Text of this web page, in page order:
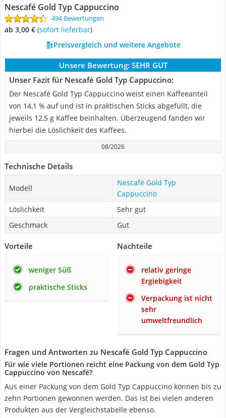
Nescafé Gold Typ Cappuccino
494 Bewertungen
ab 3,00 € ( Sofort lieferbar)
Preisvergleich und weitere Angebote
Unsere Bewertung: SEHR GUT
Unser Fazit für Nescafé Gold Typ Cappuccino:
Der Nescafé Gold Typ Cappuccino weist einen Kaffeeanteil
von 14,1 % auf und ist in praktischen Sticks abgefüllt, die
jeweils 12,5 g Kaffee beinhalten. Überzeugend fanden wir
hierbei die Löslichkeit des Kaffees.
08/2026
Technische Details
Modell
Nescafé Gold Typ
Cappuccino
Löslichkeit
Sehr gut
Geschmack
Gut
Vorteile
weniger Süß
praktische Sticks
Nachteile
relativ geringe
Ergiebigkeit
Verpackung ist nicht
sehr
umweltfreundlich
Fragen und Antworten zu Nescafé Gold Typ Cappuccino
Für wie viele Portionen reicht eine Packung von dem Gold Typ
Cappuccino von Nescafé?
Aus einer Packung von dem Gold Typ Cappuccino können bis zu
zehn Portionen gewonnen werden. Das ist bei vielen anderen
Produkten aus der Vergleichstabelle ebenso.